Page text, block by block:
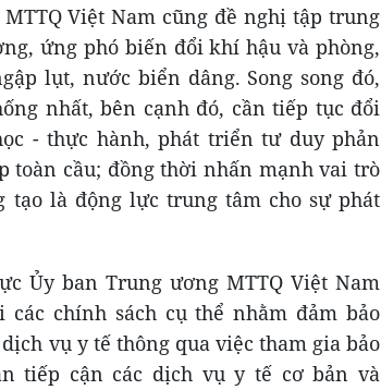
Việt Nam cũng đề nghị tập trung
ứng phó biến đổi khí hậu và phòng,
lụt, nước biển dâng. Song song đó,
nhất, bên cạnh đó, cần tiếp tục đổi
- thực hành, phát triển tư duy phản
toàn cầu; đồng thời nhấn mạnh vai trò
tạo là động lực trung tâm cho sự phát
Ủy ban Trung ương MTTQ Việt Nam
chính sách cụ thể nhằm đảm bảo
vụ y tế thông qua việc tham gia bảo
tiếp cận các dịch vụ y tế cơ bản và